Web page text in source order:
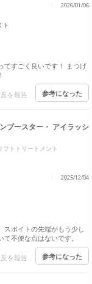
2026/01/06
てすごく良いです！ まつげ
を報告 参考になった
ブースター・ アイラッシ
フトトリートメント
2025/12/04
スポイトの先端がもう少し
不便な点はないです。
を報告 参考になった